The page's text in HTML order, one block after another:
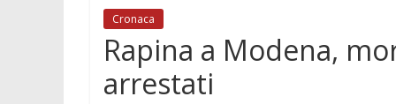
Cronaca
Rapina a Modena,
arrestati